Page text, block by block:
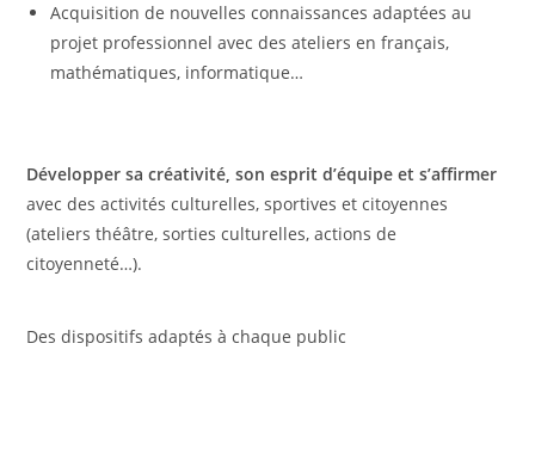
Acquisition de nouvelles connaissances adaptées au
projet professionnel avec des ateliers en français,
mathématiques, informatique…
Développer sa créativité, son esprit d’équipe et s’affirmer
avec des activités culturelles, sportives et citoyennes
(ateliers théâtre, sorties culturelles, actions de
citoyenneté…).
Des dispositifs adaptés à chaque public